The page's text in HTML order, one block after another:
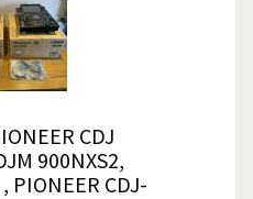
CDJ
900NXS2,
PIONEER CDJ-